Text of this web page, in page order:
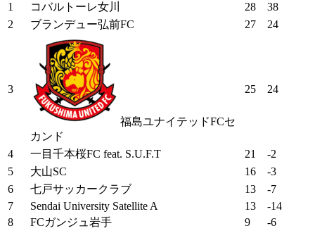
1
コバルトーレ女川 28
38
2
ブランデュー弘前FC 27 24
3
福島ユナイテッドFCセ
カンド
25 24
4 一目千本桜FC feat. S.U.F.T 21
-2
5
大山SC 16
-3
6
七戸サッカークラブ 13
-7
7
Sendai University Satellite A 13
-14
8
FCガンジュ岩手 9
-6